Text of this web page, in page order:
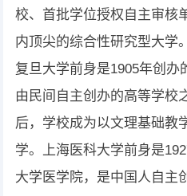
校、首批学位授权自主审核
内顶尖的综合性研究型大学。
复旦大学前身是1905年创办
由民间自主创办的高等学校
后，学校成为以文理基础教
学。上海医科大学前身是
大学医学院，是中国人自主